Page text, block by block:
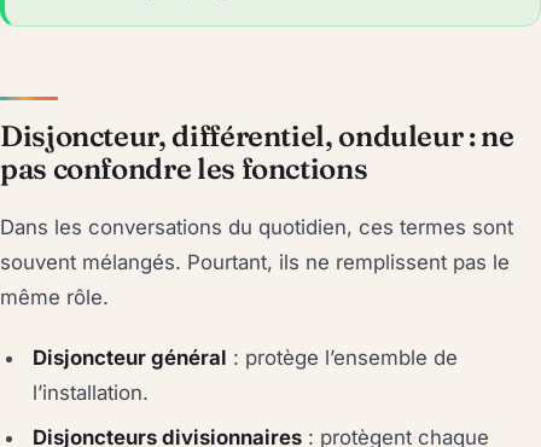
Disjoncteur, différentiel, onduleur : ne
pas confondre les fonctions
Dans les conversations du quotidien, ces termes sont
souvent mélangés. Pourtant, ils ne remplissent pas le
même rôle.
Disjoncteur général : protège l’ensemble de
l’installation.
Disjoncteurs divisionnaires : protègent chaque